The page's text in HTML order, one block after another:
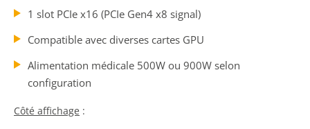
1 slot PCIe x16 (PCIe Gen4 x8 signal)
Compatible avec diverses cartes GPU
Alimentation médicale 500W ou 900W selon
configuration
Côté affichage :